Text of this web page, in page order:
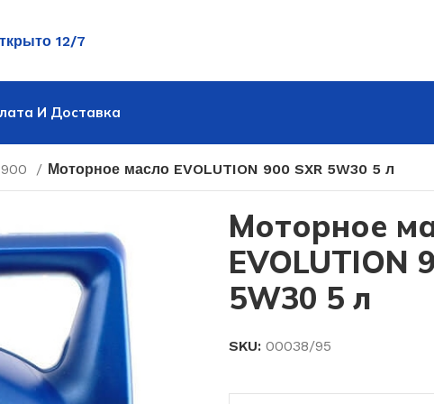
12/7
Подбор масла по
И Доставка
Моторное масло EVOLUTION 900 SXR 5W30 5 л
Моторное
EVOLUTION
5W30 5 л
SKU: 00038/95